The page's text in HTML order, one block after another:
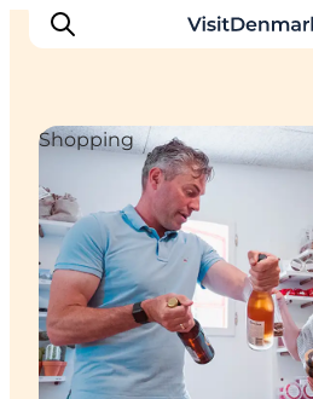
Inspiration
Regionen
Erlebnisse
Unterkünfte
Reiseplanung
Shopping